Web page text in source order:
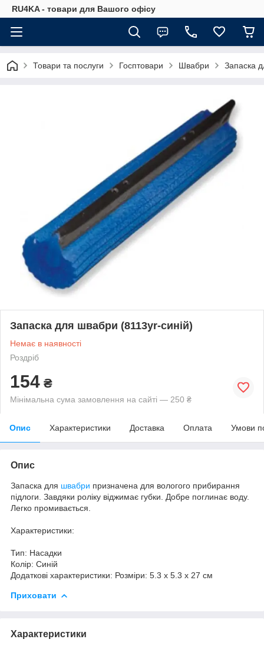
RU4KA - товари для Вашого офісу
Товари та послуги Госптовари Швабри Запаска
Запаска для швабри (8113yr-синій)
Немає в наявності
Роздріб
154 ₴
Мінімальна сума замовлення на сайті — 250 ₴
Опис Характеристики Доставка Оплата Умови
Опис
Запаска для швабри призначена для вологого прибирання
підлоги. Завдяки роліку віджимає губки. Добре поглинає воду.
Легко промивається.
Характеристики:
Тип: Насадки
Колір: Синій
Додаткові характеристики: Розміри: 5.3 х 5.3 х 27 см
Приховати
Характеристики